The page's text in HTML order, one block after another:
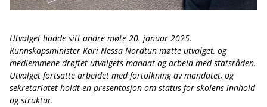
Utvalget hadde sitt andre møte 20. januar 2025.
Kunnskapsminister Kari Nessa Nordtun møtte utvalget, og
medlemmene drøftet utvalgets mandat og arbeid med statsråden.
Utvalget fortsatte arbeidet med fortolkning av mandatet, og
sekretariatet holdt en presentasjon om status for skolens innhold
og struktur.